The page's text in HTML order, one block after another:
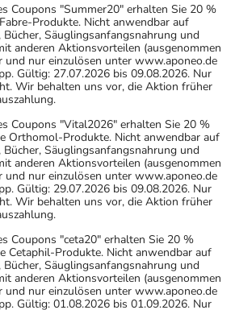
Coupons "Summer20" erhalten Sie 20 %
Produkte. Nicht anwendbar auf
Säuglingsanfangsnahrung und
anderen Aktionsvorteilen (ausgenommen
und nur einzulösen unter www.aponeo.de
Gültig: 27.07.2026 bis 09.08.2026. Nur
Wir behalten uns vor, die Aktion früher
Coupons "Vital2026" erhalten Sie 20 %
Orthomol-Produkte. Nicht anwendbar auf
Säuglingsanfangsnahrung und
anderen Aktionsvorteilen (ausgenommen
und nur einzulösen unter www.aponeo.de
Gültig: 29.07.2026 bis 09.08.2026. Nur
Wir behalten uns vor, die Aktion früher
Coupons "ceta20" erhalten Sie 20 %
Cetaphil-Produkte. Nicht anwendbar auf
Säuglingsanfangsnahrung und
anderen Aktionsvorteilen (ausgenommen
und nur einzulösen unter www.aponeo.de
Gültig: 01.08.2026 bis 01.09.2026. Nur